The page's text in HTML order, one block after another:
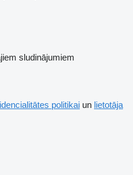
sludinājumiem
politikai un lietotāja